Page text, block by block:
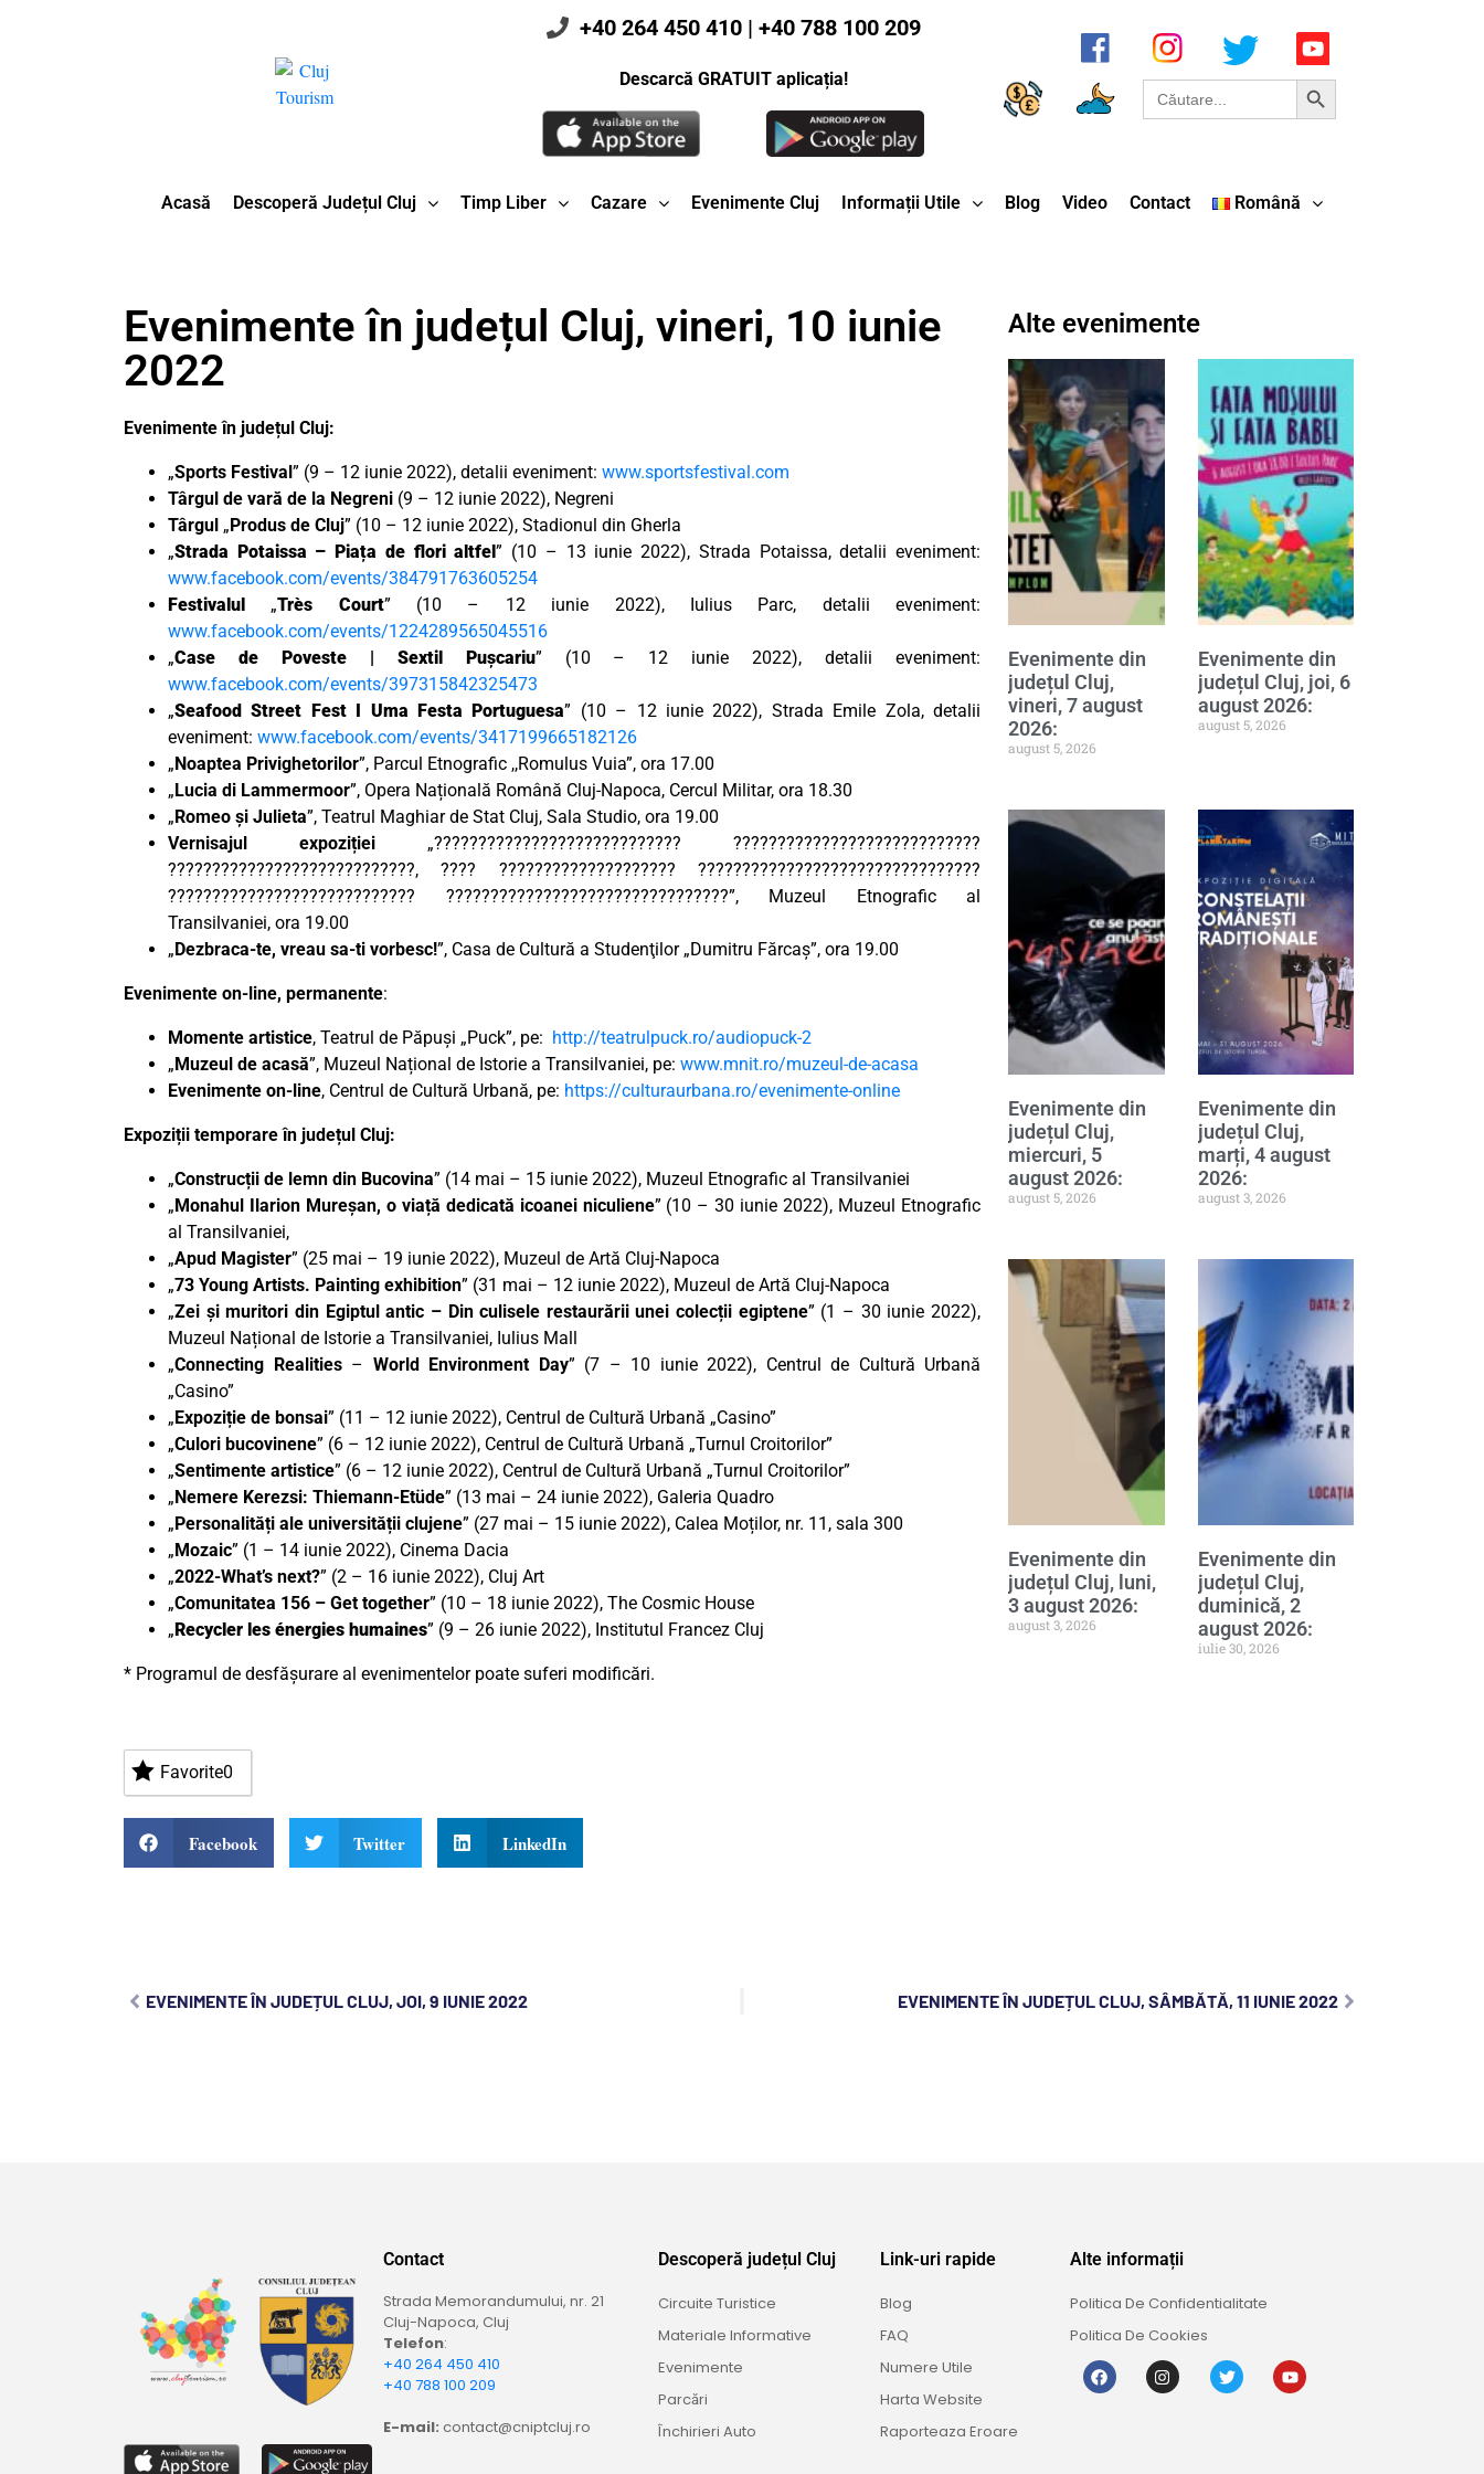
+40 264 450 410 | +40 788 100 209
Descarcă GRATUIT aplicația! Search
for:
Search Button
Acasă Descoperă Județul Cluj Timp Liber Cazare Evenimente Cluj Informații Utile Blog Video Contact Română
Evenimente în județul Cluj, vineri, 10 iunie
2022
Evenimente în județul Cluj:
„Sports Festival ” (9 – 12 iunie 2022), detalii eveniment: www.sportsfestival.com
Târgul de vară de la Negreni (9 – 12 iunie 2022), Negreni
Târgul „ Produs de Cluj” (10 – 12 iunie 2022), Stadionul din Gherla
„Strada Potaissa – Piața de flori altfel” (10 – 13 iunie 2022), Strada Potaissa, detalii eveniment:
www.facebook.com/events/384791763605254
Festivalul „Très Court” (10 – 12 iunie 2022), Iulius Parc, detalii eveniment:
www.facebook.com/events/1224289565045516
„Case de Poveste | Sextil Pușcariu” (10 – 12 iunie 2022), detalii eveniment:
www.facebook.com/events/397315842325473
„Seafood Street Fest I Uma Festa Portuguesa” (10 – 12 iunie 2022), Strada Emile Zola, detalii
eveniment: www.facebook.com/events/3417199665182126
„ Noaptea Privighetorilor”, Parcul Etnografic ,,Romulus Vuia”, ora 17.00
„ Lucia di Lammermoor”, Opera Națională Română Cluj-Napoca, Cercul Militar, ora 18.30
„ Romeo și Julieta”, Teatrul Maghiar de Stat Cluj, Sala Studio, ora 19.00
Vernisajul expoziției „???????????????????????????? ????????????????????????????
????????????????????????????, ???? ???????????????????? ????????????????????????????????
???????????????????????????? ????????????????????????????????”, Muzeul Etnografic al
Transilvaniei, ora 19.00
„ Dezbraca-te, vreau sa-ti vorbesc!”, Casa de Cultură a Studenţilor „Dumitru Fărcaș”, ora 19.00
Evenimente on-line, permanente:
Momente artistice, Teatrul de Păpuși „Puck”, pe: http://teatrulpuck.ro/audiopuck-2
„ Muzeul de acasă”, Muzeul Național de Istorie a Transilvaniei, pe: www.mnit.ro/muzeul-de-acasa
Evenimente on-line, Centrul de Cultură Urbană, pe: https://culturaurbana.ro/evenimente-online
Expoziții temporare în județul Cluj:
„Construcții de lemn din Bucovina” (14 mai – 15 iunie 2022), Muzeul Etnografic al Transilvaniei
„ Monahul Ilarion Mureșan, o viață dedicată icoanei niculiene” (10 – 30 iunie 2022), Muzeul Etnografic
al Transilvaniei,
„Apud Magister” (25 mai – 19 iunie 2022), Muzeul de Artă Cluj-Napoca
„73 Young Artists. Painting exhibition” (31 mai – 12 iunie 2022), Muzeul de Artă Cluj-Napoca
„Zei și muritori din Egiptul antic – Din culisele restaurării unei colecții egiptene” (1 – 30 iunie 2022),
Muzeul Național de Istorie a Transilvaniei, Iulius Mall
„Connecting Realities– World Environment Day” (7 – 10 iunie 2022), Centrul de Cultură Urbană
„Casino”
„ Expoziție de bonsai” (11 – 12 iunie 2022), Centrul de Cultură Urbană „Casino”
„Culori bucovinene” (6 – 12 iunie 2022), Centrul de Cultură Urbană „Turnul Croitorilor”
„Sentimente artistice” (6 – 12 iunie 2022), Centrul de Cultură Urbană „Turnul Croitorilor”
„ Nemere Kerezsi: Thiemann-Etüde” (13 mai – 24 iunie 2022), Galeria Quadro
„ Personalități ale universității clujene” (27 mai – 15 iunie 2022), Calea Moților, nr. 11, sala 300
„ Mozaic” (1 – 14 iunie 2022), Cinema Dacia
„2022-What’s next?” (2 – 16 iunie 2022), Cluj Art
„Comunitatea 156 – Get together” (10 – 18 iunie 2022), The Cosmic House
„ Recycler les énergies humaines” (9 – 26 iunie 2022), Institutul Francez Cluj
* Programul de desfășurare al evenimentelor poate suferi modificări.
Favorite0
Facebook Twitter LinkedIn
Alte evenimente
Evenimente din
județul Cluj,
vineri, 7 august
2026:
august 5, 2026
Evenimente din
județul Cluj, joi, 6
august 2026:
august 5, 2026
Evenimente din
județul Cluj,
miercuri, 5
august 2026:
august 5, 2026
Evenimente din
județul Cluj,
marți, 4 august
2026:
august 3, 2026
Evenimente din
județul Cluj, luni,
3 august 2026:
august 3, 2026
Evenimente din
județul Cluj,
duminică, 2
august 2026:
iulie 30, 2026
EVENIMENTE ÎN JUDEȚUL CLUJ, JOI, 9 IUNIE 2022 EVENIMENTE ÎN JUDEȚUL CLUJ, SÂMBĂTĂ, 11 IUNIE 2022
Contact
Strada Memorandumului, nr. 21
Cluj-Napoca, Cluj
Telefon:
+40 264 450 410
+40 788 100 209
E-mail: contact@cniptcluj.ro
Descoperă județul Cluj
Circuite Turistice
Materiale Informative
Evenimente
Parcări
Închirieri Auto
Link-uri rapide
Blog
FAQ
Numere Utile
Harta Website
Raporteaza Eroare
Alte informații
Politica De Confidentialitate
Politica De Cookies